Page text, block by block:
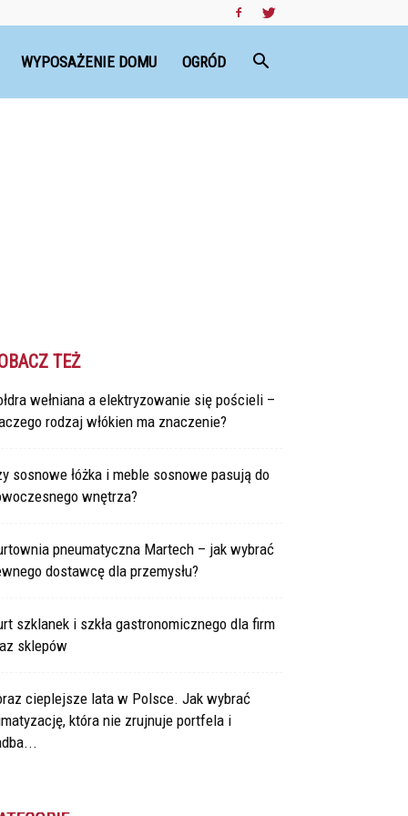
WYPOSAŻENIE DOMU OGRÓD
TEŻ
wełniana a elektryzowanie się pościeli –
rodzaj włókien ma znaczenie?
sosnowe łóżka i meble sosnowe pasują do
wnętrza?
pneumatyczna Martech – jak wybrać
dostawcę dla przemysłu?
szklanek i szkła gastronomicznego dla firm
sklepów
cieplejsze lata w Polsce. Jak wybrać
która nie zrujnuje portfela i